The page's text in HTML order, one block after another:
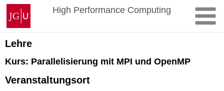
Zum
Inhalt
springen
Johannes
Gutenberg-
Universität
Mainz
High Performance Computing
Lehre
Kurs: Parallelisierung mit MPI und OpenMP
Veranstaltungsort